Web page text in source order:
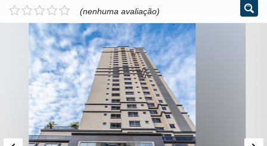
(nenhuma avaliação)